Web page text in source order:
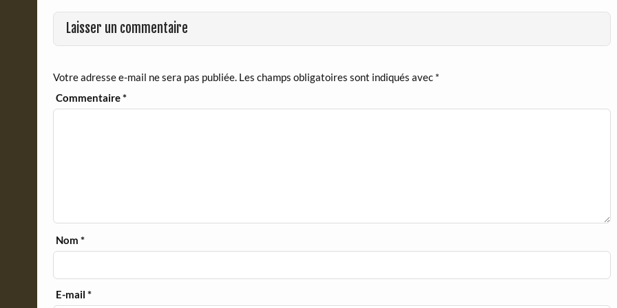
o
k
r
i
l
y
Laisser un commentaire
Votre adresse e-mail ne sera pas publiée. Les champs obligatoires sont indiqués avec *
Commentaire*
Nom*
E-mail*